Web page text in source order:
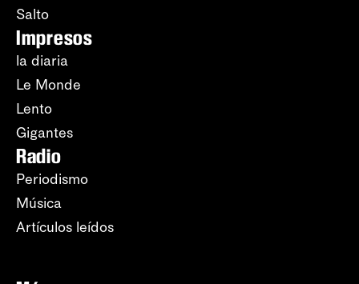
Salto
Impresos
la diaria
Le Monde
Lento
Gigantes
Radio
Periodismo
Música
Artículos leídos